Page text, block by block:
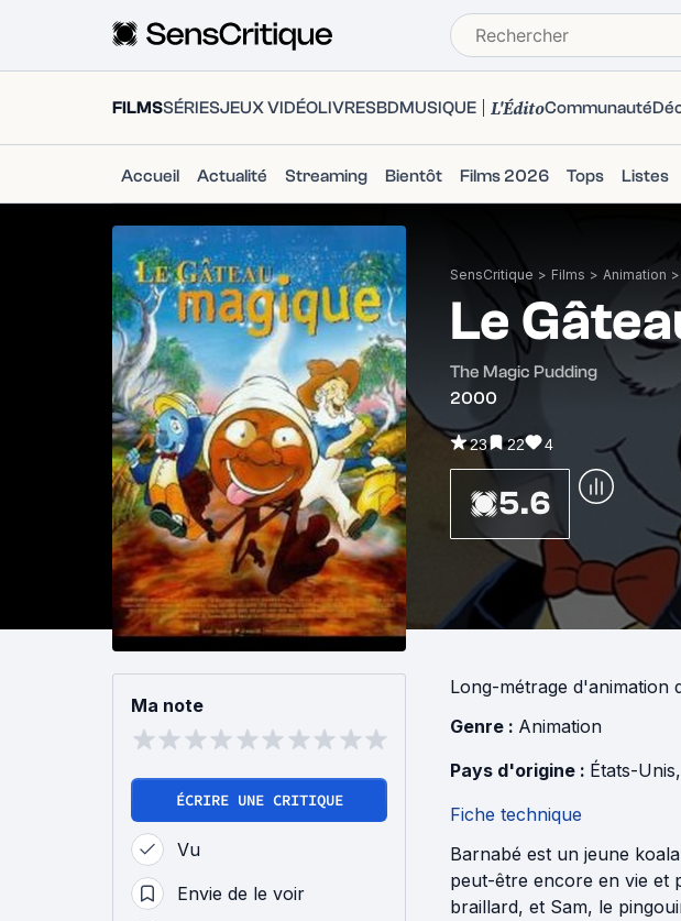
FILMSSÉRIESJEUX VIDÉOLIVRESBDMUSIQUE L'ÉditoCommunauté
Accueil Actualité Streaming Bientôt Films 2026 Tops Listes
SensCritique > Films > Animation >
Le
The Magic Pudding
2000
23 22 4
5.6
Ma note
ÉCRIRE UNE CRITIQUE
Vu
Envie de le voir
Long-métrage d'animation
Genre : Animation
Pays d'origine : États-Unis,
Fiche technique
Barnabé est un jeune
peut-être encore en vie et
braillard, et Sam, le